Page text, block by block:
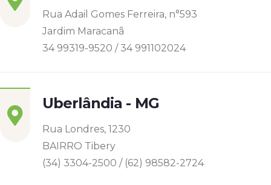
Rua Adail Gomes Ferreira, n°593
Jardim Maracanã
34 99319-9520 / 34 991102024
Uberlândia - MG
Rua Londres, 1230
BAIRRO Tibery
(34) 3304-2500 / (62) 98582-2724